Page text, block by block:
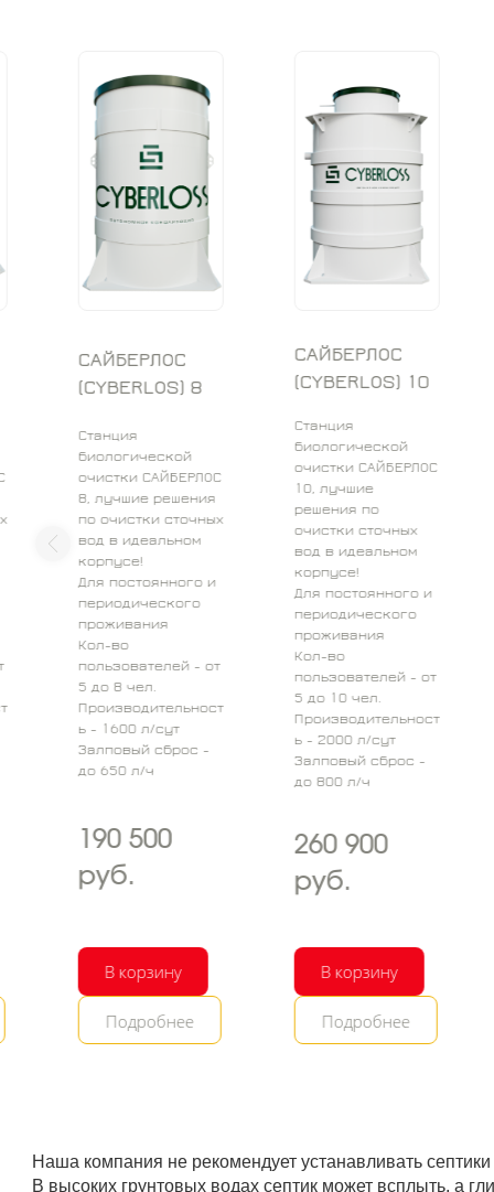
САЙБЕРЛОС
(CYBERLOS) 8
Станция
биологической
очистки САЙБЕРЛОС
8, лучшие решения
по очистки сточных
вод в идеальном
корпусе!
Для постоянного и
периодического
проживания
Кол-во
пользователей - от
5 до 8 чел.
Производительност
ь - 1600 л/сут
Залповый сброс -
до 650 л/ч
190 500
руб.
В корзину
Подробнее
САЙБЕРЛОС
(CYBERLOS) 10
Станция
биологической
очистки САЙБЕРЛОС
10, лучшие
решения по
очистки сточных
вод в идеальном
корпусе!
Для постоянного и
периодического
проживания
Кол-во
пользователей - от
5 до 10 чел.
Производительност
ь - 2000 л/сут
Залповый сброс -
до 800 л/ч
260 900
руб.
В корзину
Подробнее
Наша компания не рекомендует устанавливать
В высоких грунтовых водах септик может всплыть, а